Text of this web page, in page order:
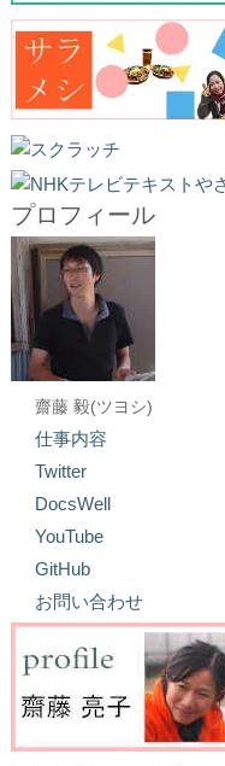
プロフィール
齋藤 毅(ツヨシ)
仕事内容
Twitter
DocsWell
YouTube
GitHub
お問い合わせ